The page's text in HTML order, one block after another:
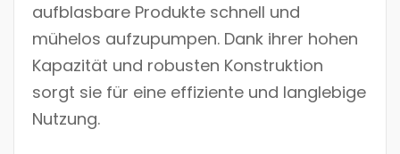
aufblasbare Produkte schnell und
mühelos aufzupumpen. Dank ihrer hohen
Kapazität und robusten Konstruktion
sorgt sie für eine effiziente und langlebige
Nutzung.